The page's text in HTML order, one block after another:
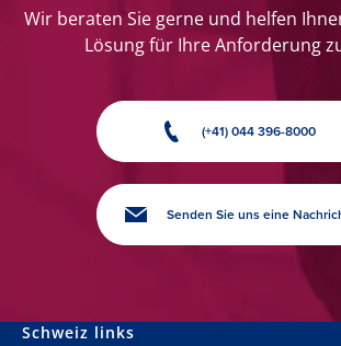
Wir beraten Sie gerne und helfen
Lösung für Ihre Anforderung
(+41) 044 396-8000
Senden Sie uns eine
Schweiz links